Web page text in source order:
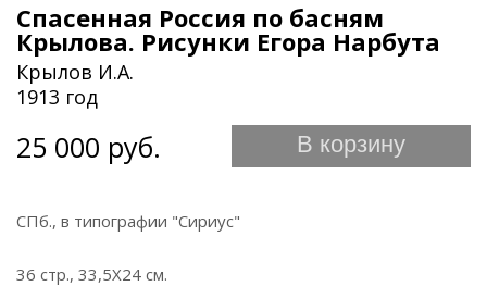
Спасенная Россия по басням
Крылова. Рисунки Егора Нарбута
Крылов И.А.
1913 год
25 000 руб. В корзину
СПб., в типографии "Сириус"
36 стр., 33,5Х24 см.